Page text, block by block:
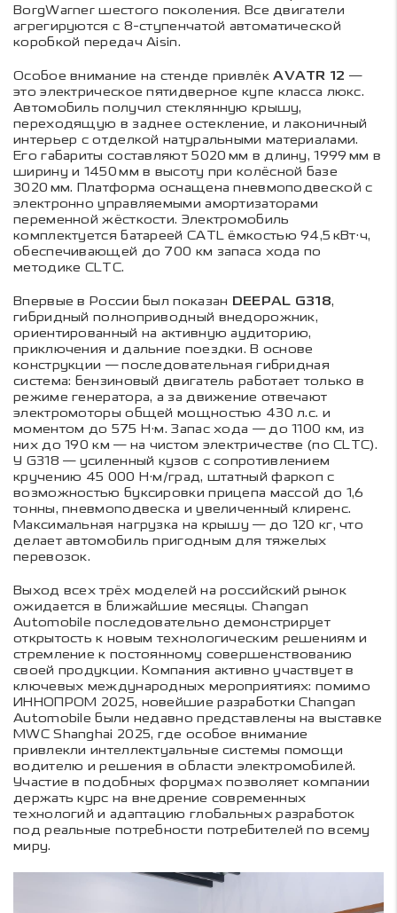
BorgWarner шестого поколения. Все двигатели
агрегируются с 8-ступенчатой автоматической
коробкой передач Aisin.
Особое внимание на стенде привлёкAVATR 12 —
это электрическое пятидверное купе класса люкс.
Автомобиль получил стеклянную крышу,
переходящую в заднее остекление, и лаконичный
интерьер с отделкой натуральными материалами.
Его габариты составляют 5020 мм в длину, 1999 мм в
ширину и 1450 мм в высоту при колёсной базе
3020 мм. Платформа оснащена пневмоподвеской с
электронно управляемыми амортизаторами
переменной жёсткости. Электромобиль
комплектуется батареей CATL ёмкостью 94,5 кВт·ч,
обеспечивающей до 700 км запаса хода по
методике CLTC.
Впервые в России был показан DEEPAL G318,
гибридный полноприводный внедорожник,
ориентированный на активную аудиторию,
приключения и дальние поездки. В основе
конструкции — последовательная гибридная
система: бензиновый двигатель работает только в
режиме генератора, а за движение отвечают
электромоторы общей мощностью 430 л.с. и
моментом до 575 Н·м. Запас хода — до 1100 км, из
них до 190 км — на чистом электричестве (по CLTC).
У G318 — усиленный кузов с сопротивлением
кручению 45 000 Н·м/град, штатный фаркоп с
возможностью буксировки прицепа массой до 1,6
тонны, пневмоподвеска и увеличенный клиренс.
Максимальная нагрузка на крышу — до 120 кг, что
делает автомобиль пригодным для тяжелых
перевозок.
Выход всех трёх моделей на российский рынок
ожидается в ближайшие месяцы. Changan
Automobile последовательно демонстрирует
открытость к новым технологическим решениям и
стремление к постоянному совершенствованию
своей продукции. Компания активно участвует в
ключевых международных мероприятиях: помимо
ИННОПРОМ 2025, новейшие разработки Changan
Automobile были недавно представлены на выставке
MWC Shanghai 2025, где особое внимание
привлекли интеллектуальные системы помощи
водителю и решения в области электромобилей.
Участие в подобных форумах позволяет компании
держать курс на внедрение современных
технологий и адаптацию глобальных разработок
под реальные потребности потребителей по всему
миру.